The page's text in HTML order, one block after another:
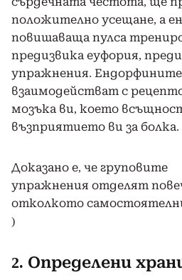
положително усещане, а
повишаваща пулса
предизвика еуфория,
упражнения.
взаимодействат с
мозъка ви, което
възприятието ви за болка.
Доказано е, че груповите
упражнения отделят
отколкото
)
2. Определени